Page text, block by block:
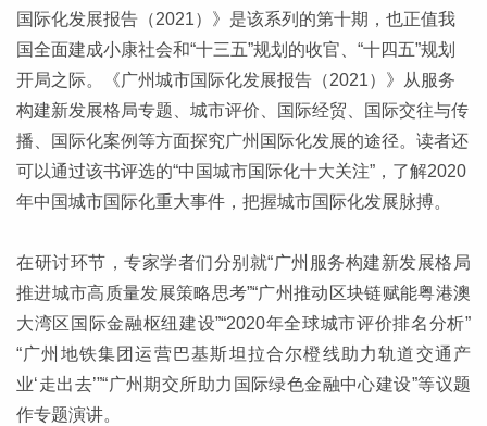
国际化发展报告（2021）》是该系列的第十期，也正值我
国全面建成小康社会和“十三五”规划的收官、“十四五”规划
开局之际。《广州城市国际化发展报告（2021）》从服务
构建新发展格局专题、城市评价、国际经贸、国际交往与传
播、国际化案例等方面探究广州国际化发展的途径。读者还
可以通过该书评选的“中国城市国际化十大关注”，了解2020
年中国城市国际化重大事件，把握城市国际化发展脉搏。
在研讨环节，专家学者们分别就“广州服务构建新发展格局
推进城市高质量发展策略思考”“广州推动区块链赋能粤港澳
大湾区国际金融枢纽建设”“2020年全球城市评价排名分析”
“广州地铁集团运营巴基斯坦拉合尔橙线助力轨道交通产
业‘走出去’”“广州期交所助力国际绿色金融中心建设”等议题
作专题演讲。